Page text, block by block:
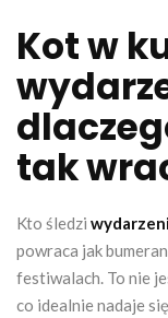
Kot w
tak
Kto śledzi
powraca jak
festiwalach. To nie
co idealnie nadaje